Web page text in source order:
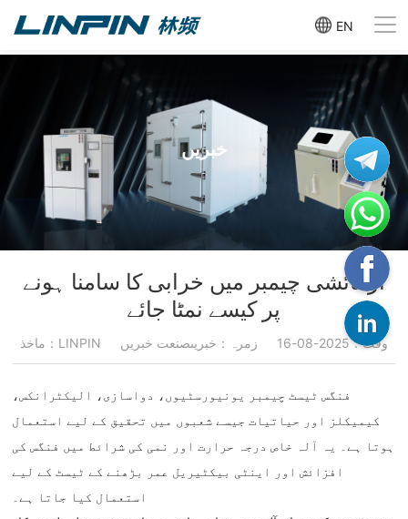
EN
خبریں
آزمائشی چیمبر میں خرابی کا سامنا ہونے
پر کیسے نمٹا جائے
ماخذ：LINPIN وقت：2025-08-16 زمرہ：خبریںصنعت خبریں
فنگس ٹیسٹ چیمبر یونیورسٹیوں، دواسازی، الیکٹرانکس،
کیمیکلز اور حیاتیات جیسے شعبوں میں تحقیق کے لیے استعمال
ہوتا ہے۔ یہ آلہ خاص درجہ حرارت اور نمی کی شرائط میں فنگس کی
افزائش اور اینٹی بیکٹیریل عمر بڑھنے کے ٹیسٹ کے لیے
استعمال کیا جاتا ہے۔